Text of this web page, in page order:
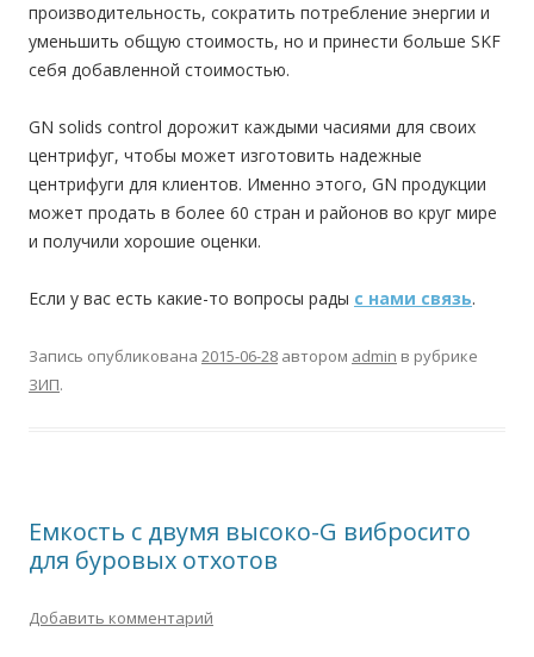
производительность, сократить потребление энергии и
уменьшить общую стоимость, но и принести больше SKF
себя добавленной стоимостью.
GN solids control дорожит каждыми часиями для своих
центрифуг, чтобы может изготовить надежные
центрифуги для клиентов. Именно этого, GN продукции
может продать в более 60 стран и районов во круг мире
и получили хорошие оценки.
Если у вас есть какие-то вопросы рады с нами связь.
Запись опубликована 2015-06-28 автором admin в рубрике
ЗИП.
Емкость с двумя высоко-G вибросито
для буровых отхотов
Добавить комментарий